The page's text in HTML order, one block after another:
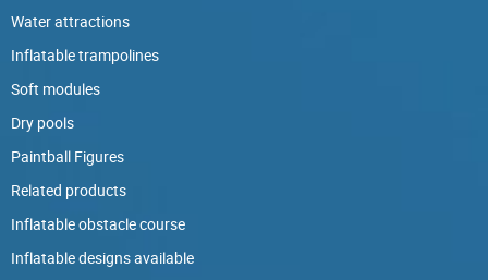
Water attractions
Inflatable trampolines
Soft modules
Dry pools
Paintball Figures
Related products
Inflatable obstacle course
Inflatable designs available